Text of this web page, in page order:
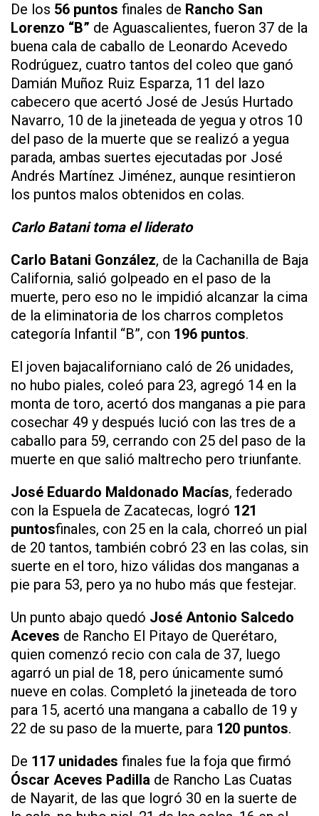
De los 56 puntos finales de Rancho San
Lorenzo “B” de Aguascalientes, fueron 37 de la
buena cala de caballo de Leonardo Acevedo
Rodrúguez, cuatro tantos del coleo que ganó
Damián Muñoz Ruiz Esparza, 11 del lazo
cabecero que acertó José de Jesús Hurtado
Navarro, 10 de la jineteada de yegua y otros 10
del paso de la muerte que se realizó a yegua
parada, ambas suertes ejecutadas por José
Andrés Martínez Jiménez, aunque resintieron
los puntos malos obtenidos en colas.
Carlo Batani toma el liderato
Carlo Batani González, de la Cachanilla de Baja
California, salió golpeado en el paso de la
muerte, pero eso no le impidió alcanzar la cima
de la eliminatoria de los charros completos
categoría Infantil “B”, con 196 puntos.
El joven bajacaliforniano caló de 26 unidades,
no hubo piales, coleó para 23, agregó 14 en la
monta de toro, acertó dos manganas a pie para
cosechar 49 y después lució con las tres de a
caballo para 59, cerrando con 25 del paso de la
muerte en que salió maltrecho pero triunfante.
José Eduardo Maldonado Macías, federado
con la Espuela de Zacatecas, logró 121
puntosfinales, con 25 en la cala, chorreó un pial
de 20 tantos, también cobró 23 en las colas, sin
suerte en el toro, hizo válidas dos manganas a
pie para 53, pero ya no hubo más que festejar.
Un punto abajo quedó José Antonio Salcedo
Aceves de Rancho El Pitayo de Querétaro,
quien comenzó recio con cala de 37, luego
agarró un pial de 18, pero únicamente sumó
nueve en colas. Completó la jineteada de toro
para 15, acertó una mangana a caballo de 19 y
22 de su paso de la muerte, para 120 puntos.
De 117 unidades finales fue la foja que firmó
Óscar Aceves Padilla de Rancho Las Cuatas
de Nayarit, de las que logró 30 en la suerte de